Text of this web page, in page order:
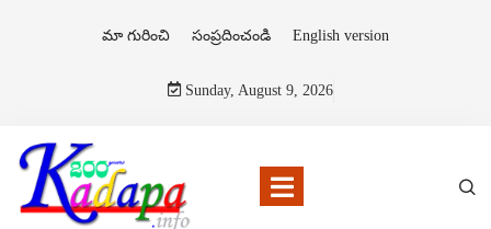
మా గురించి సంప్రదించండి English version
Sunday, August 9, 2026